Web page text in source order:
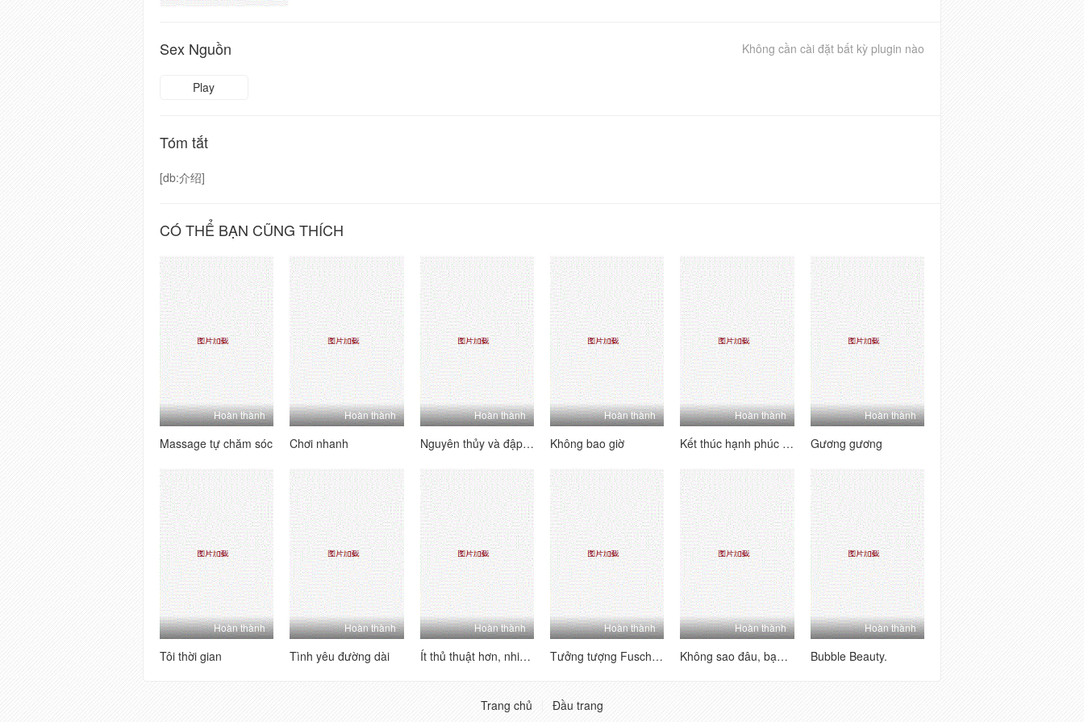
Không cần cài đặt bất kỳ plugin nào
Sex Nguồn
Play
Tóm tắt
[db:介绍]
CÓ THỂ BẠN CŨNG THÍCH
Hoàn thành
Massage tự chăm sóc
Hoàn thành
Chơi nhanh
Hoàn thành
Nguyên thủy và đập mạnh
Hoàn thành
Không bao giờ
Hoàn thành
Kết thúc hạnh phúc đầu tiên của tôi
Hoàn thành
Gương gương
Hoàn thành
Tôi thời gian
Hoàn thành
Tình yêu đường dài
Hoàn thành
Ít thủ thuật hơn, nhiều ngực hơn!
Hoàn thành
Tưởng tượng Fuschia của Kimberlee
Hoàn thành
Không sao đâu, bạn chỉ là một người trồng
Hoàn thành
Bubble Beauty.
Trang chủ
Đầu trang